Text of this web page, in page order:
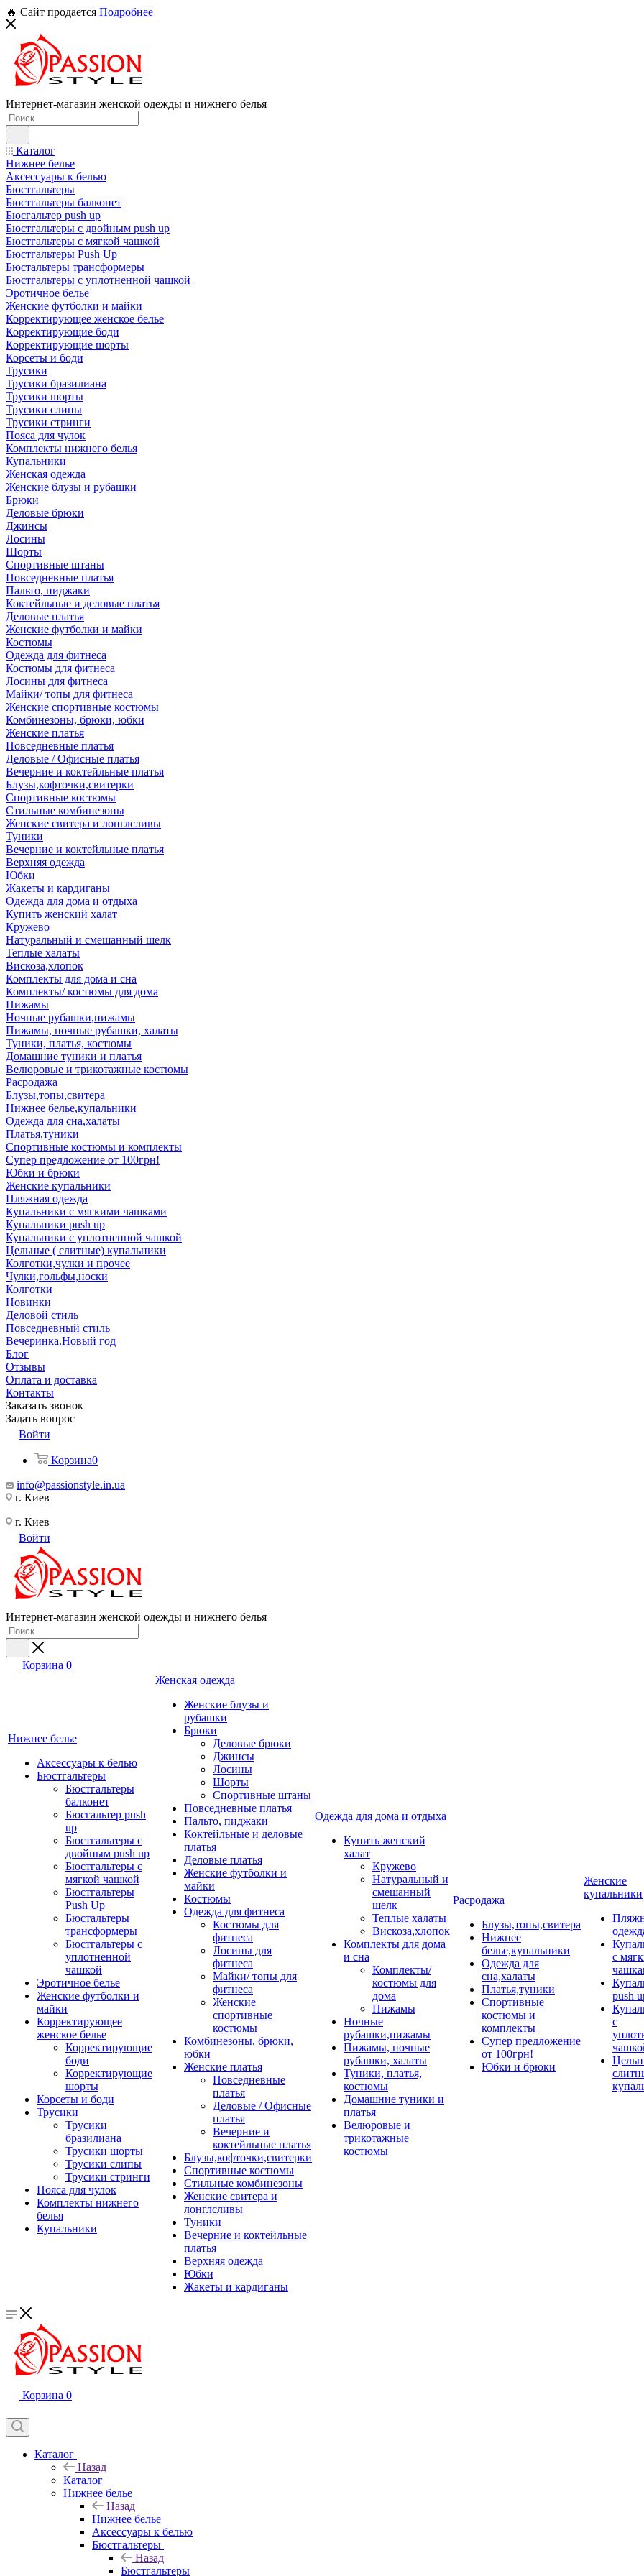
🔥 Сайт продается Подробнее
Интернет-магазин женской одежды и нижнего белья
Каталог
Нижнее белье
Аксессуары к белью
Бюстгальтеры
Бюстгальтеры балконет
Бюсгальтер push up
Бюстгальтеры с двойным push up
Бюстгальтеры с мягкой чашкой
Бюстгальтеры Push Up
Бюстальтеры трансформеры
Бюстгальтеры с уплотненной чашкой
Эротичное белье
Женские футболки и майки
Корректирующее женское белье
Корректирующие боди
Корректирующие шорты
Корсеты и боди
Трусики
Трусики бразилиана
Трусики шорты
Трусики слипы
Трусики стринги
Пояса для чулок
Комплекты нижнего белья
Купальники
Женская одежда
Женские блузы и рубашки
Брюки
Деловые брюки
Джинсы
Лосины
Шорты
Спортивные штаны
Повседневные платья
Пальто, пиджаки
Коктейльные и деловые платья
Деловые платья
Женские футболки и майки
Костюмы
Одежда для фитнеса
Костюмы для фитнеса
Лосины для фитнеса
Майки/ топы для фитнеса
Женские спортивные костюмы
Комбинезоны, брюки, юбки
Женские платья
Повседневные платья
Деловые / Офисные платья
Вечерние и коктейльные платья
Блузы,кофточки,свитерки
Спортивные костюмы
Стильные комбинезоны
Женские свитера и лонглсливы
Туники
Вечерние и коктейльные платья
Верхняя одежда
Юбки
Жакеты и кардиганы
Одежда для дома и отдыха
Купить женский халат
Кружево
Натуральный и смешанный шелк
Теплые халаты
Вискоза,хлопок
Комплекты для дома и сна
Комплекты/ костюмы для дома
Пижамы
Ночные рубашки,пижамы
Пижамы, ночные рубашки, халаты
Туники, платья, костюмы
Домашние туники и платья
Велюровые и трикотажные костюмы
Расродажа
Блузы,топы,свитера
Нижнее белье,купальники
Одежда для сна,халаты
Платья,туники
Спортивные костюмы и комплекты
Супер предложение от 100грн!
Юбки и брюки
Женские купальники
Пляжная одежда
Купальники с мягкими чашками
Купальники push up
Купальники с уплотненной чашкой
Цельные ( слитные) купальники
Колготки,чулки и прочее
Чулки,гольфы,носки
Колготки
Новинки
Деловой стиль
Повседневный стиль
Вечеринка.Новый год
Блог
Отзывы
Оплата и доставка
Контакты
Заказать звонок
Задать вопрос
Войти
Корзина0
info@passionstyle.in.ua
г. Киев
г. Киев
Войти
Интернет-магазин женской одежды и нижнего белья
Корзина 0
Нижнее белье
Аксессуары к белью
Бюстгальтеры
Бюстгальтеры
балконет
Бюсгальтер push
up
Бюстгальтеры с
двойным push up
Бюстгальтеры с
мягкой чашкой
Бюстгальтеры
Push Up
Бюстальтеры
трансформеры
Бюстгальтеры с
уплотненной
чашкой
Эротичное белье
Женские футболки и
майки
Корректирующее
женское белье
Корректирующие
боди
Корректирующие
шорты
Корсеты и боди
Трусики
Трусики
бразилиана
Трусики шорты
Трусики слипы
Трусики стринги
Пояса для чулок
Комплекты нижнего
белья
Купальники
Женская одежда
Женские блузы и
рубашки
Брюки
Деловые брюки
Джинсы
Лосины
Шорты
Спортивные штаны
Повседневные платья
Пальто, пиджаки
Коктейльные и деловые
платья
Деловые платья
Женские футболки и
майки
Костюмы
Одежда для фитнеса
Костюмы для
фитнеса
Лосины для
фитнеса
Майки/ топы для
фитнеса
Женские
спортивные
костюмы
Комбинезоны, брюки,
юбки
Женские платья
Повседневные
платья
Деловые / Офисные
платья
Вечерние и
коктейльные платья
Блузы,кофточки,свитерки
Спортивные костюмы
Стильные комбинезоны
Женские свитера и
лонглсливы
Туники
Вечерние и коктейльные
платья
Верхняя одежда
Юбки
Жакеты и кардиганы
Одежда для дома и отдыха
Купить женский
халат
Кружево
Натуральный и
смешанный
шелк
Теплые халаты
Вискоза,хлопок
Комплекты для дома
и сна
Комплекты/
костюмы для
дома
Пижамы
Ночные
рубашки,пижамы
Пижамы, ночные
рубашки, халаты
Туники, платья,
костюмы
Домашние туники и
платья
Велюровые и
трикотажные
костюмы
Расродажа
Блузы,топы,свитера
Нижнее
белье,купальники
Одежда для
сна,халаты
Платья,туники
Спортивные
костюмы и
комплекты
Супер предложение
от 100грн!
Юбки и брюки
Женские
купальники
с
push
с
Корзина 0
Каталог
Назад
Каталог
Нижнее белье
Назад
Нижнее белье
Аксессуары к белью
Бюстгальтеры
Назад
Бюстгальтеры